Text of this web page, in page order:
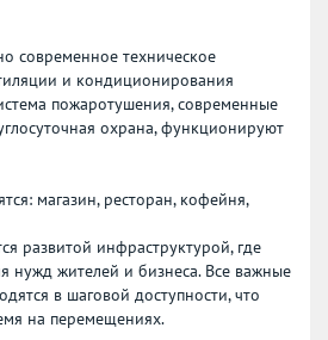
современное техническое
и кондиционирования
пожаротушения, современные
охрана, функционируют
магазин, ресторан, кофейня,
развитой инфраструктурой, где
нужд жителей и бизнеса. Все важные
в шаговой доступности, что
на перемещениях.